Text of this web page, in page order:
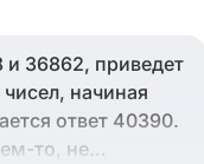
36862, приведет
начиная
ответ 40390.
то, не